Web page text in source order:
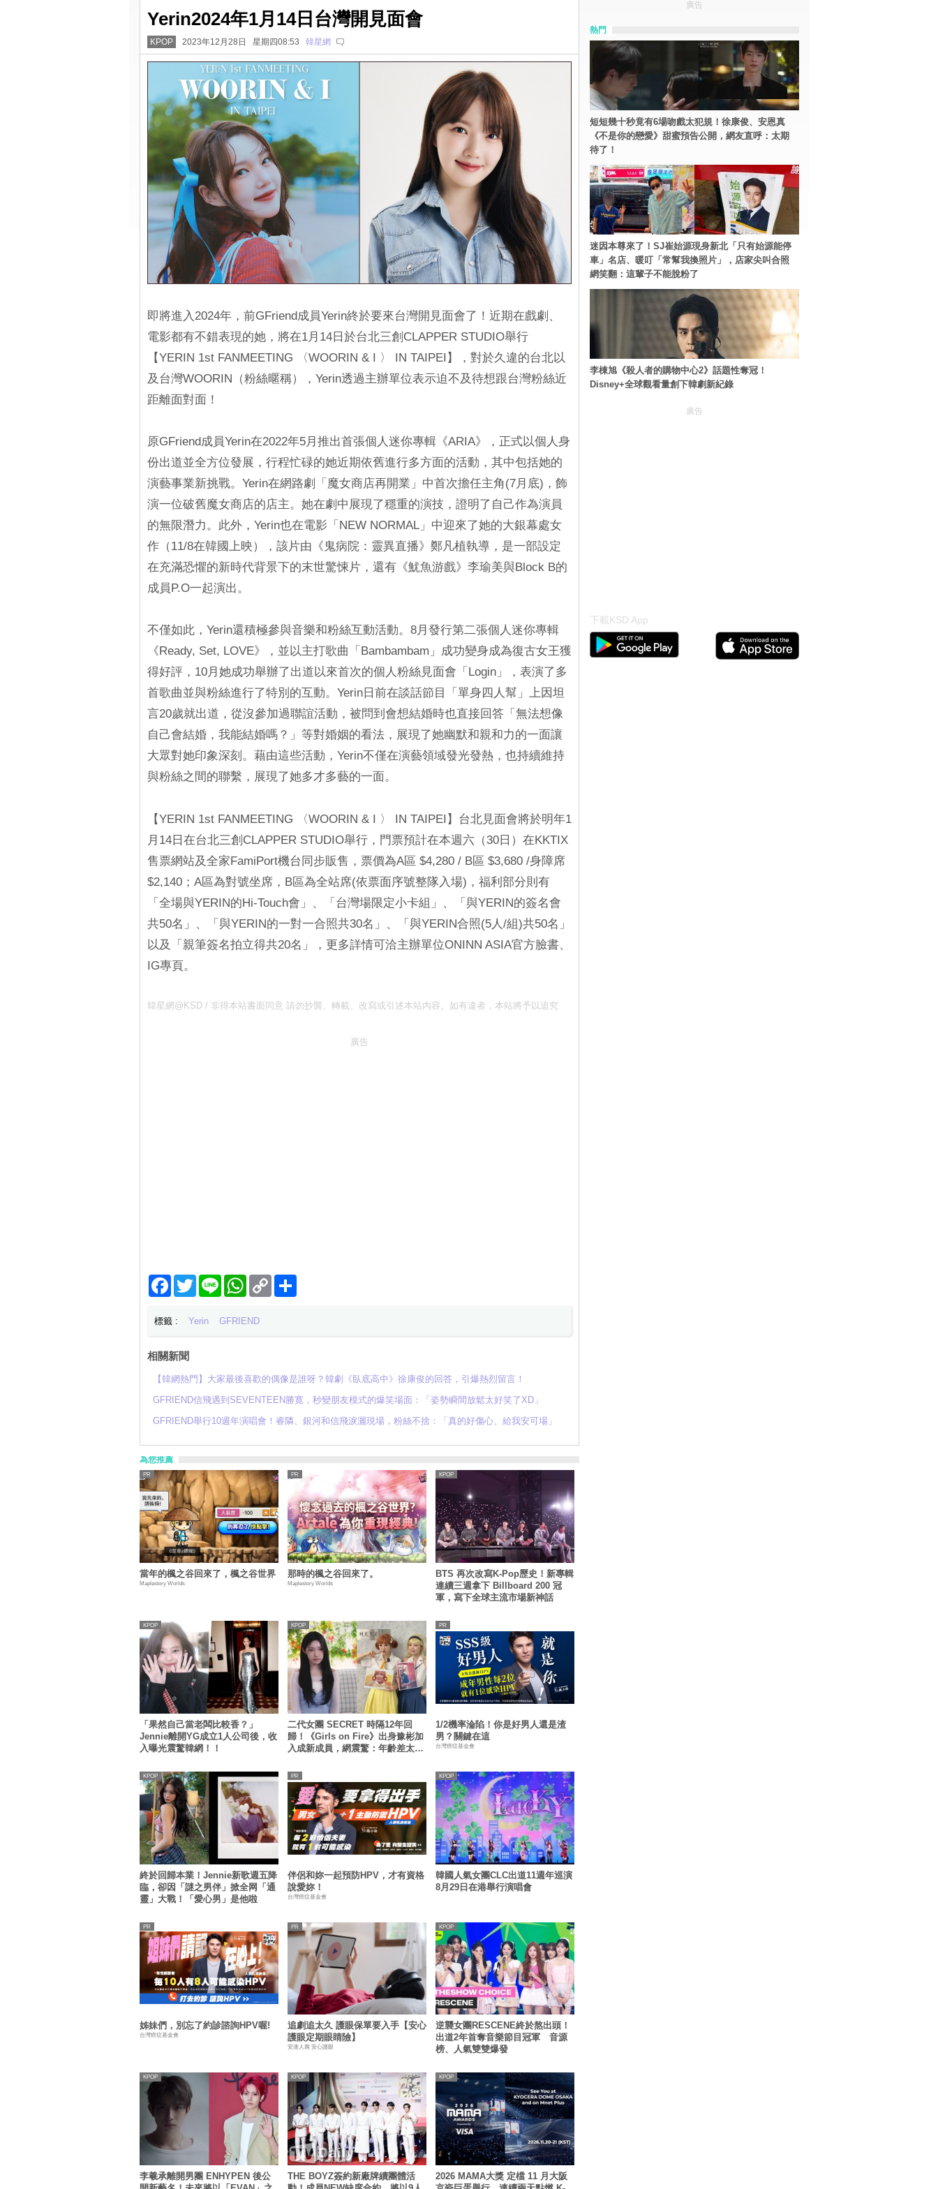
Yerin2024年1月14日台灣開見面會
KPOP 2023年12月28日 星期四08:53 韓星網
即將進入2024年，前GFriend成員Yerin終於要來台灣開見面會了！近期在戲劇、
電影都有不錯表現的她，將在1月14日於台北三創CLAPPER STUDIO舉行
【YERIN 1st FANMEETING 〈WOORIN & I 〉 IN TAIPEI】，對於久違的台北以
及台灣WOORIN（粉絲暱稱），Yerin透過主辦單位表示迫不及待想跟台灣粉絲近
距離面對面！
原GFriend成員Yerin在2022年5月推出首張個人迷你專輯《ARIA》，正式以個人身
份出道並全方位發展，行程忙碌的她近期依舊進行多方面的活動，其中包括她的
演藝事業新挑戰。Yerin在網路劇「魔女商店再開業」中首次擔任主角(7月底)，飾
演一位破舊魔女商店的店主。她在劇中展現了穩重的演技，證明了自己作為演員
的無限潛力。此外，Yerin也在電影「NEW NORMAL」中迎來了她的大銀幕處女
作（11/8在韓國上映），該片由《鬼病院：靈異直播》鄭凡植執導，是一部設定
在充滿恐懼的新時代背景下的末世驚悚片，還有《魷魚游戲》李瑜美與Block B的
成員P.O一起演出。
不僅如此，Yerin還積極參與音樂和粉絲互動活動。8月發行第二張個人迷你專輯
《Ready, Set, LOVE》，並以主打歌曲「Bambambam」成功變身成為復古女王獲
得好評，10月她成功舉辦了出道以來首次的個人粉絲見面會「Login」，表演了多
首歌曲並與粉絲進行了特別的互動。Yerin日前在談話節目「單身四人幫」上因坦
言20歲就出道，從沒參加過聯誼活動，被問到會想結婚時也直接回答「無法想像
自己會結婚，我能結婚嗎？」等對婚姻的看法，展現了她幽默和親和力的一面讓
大眾對她印象深刻。藉由這些活動，Yerin不僅在演藝領域發光發熱，也持續維持
與粉絲之間的聯繫，展現了她多才多藝的一面。
【YERIN 1st FANMEETING 〈WOORIN & I 〉 IN TAIPEI】台北見面會將於明年1
月14日在台北三創CLAPPER STUDIO舉行，門票預計在本週六（30日）在KKTIX
售票網站及全家FamiPort機台同步販售，票價為A區 $4,280 / B區 $3,680 /身障席
$2,140；A區為對號坐席，B區為全站席(依票面序號整隊入場)，福利部分則有
「全場與YERIN的Hi-Touch會」、「台灣場限定小卡組」、「與YERIN的簽名會
共50名」、「與YERIN的一對一合照共30名」、「與YERIN合照(5人/組)共50名」
以及「親筆簽名拍立得共20名」，更多詳情可洽主辦單位ONINN ASIA官方臉書、
IG專頁。
韓星網@KSD / 非得本站書面同意 請勿抄襲、轉載、改寫或引述本站內容。如有違者，本站將予以追究
廣告
Facebook
TwitterLine WhatsApp
Copy
Link
分
標籤 : Yerin GFRIEND
相關新聞
【韓網熱門】大家最後喜歡的偶像是誰呀？韓劇《臥底高中》徐康俊的回答，引爆熱烈留言！
GFRIEND信飛遇到SEVENTEEN勝寛，秒變朋友模式的爆笑場面：「姿勢瞬間放鬆太好笑了XD」
GFRIEND舉行10週年演唱會！睿隣、銀河和信飛淚灑現場，粉絲不捨：「真的好傷心、給我安可場」
為您推薦
當年的楓之谷回來了，楓之谷世界
Maplestory Worlds
那時的楓之谷回來了。
Maplestory Worlds
BTS 再次改寫K-Pop歷史！新專輯
連續三週拿下 Billboard 200 冠
軍，寫下全球主流市場新神話
KPOP
「果然自己當老闆比較香？」
Jennie離開YG成立1人公司後，收
入曝光震驚韓網！！
KPOP
二代女團 SECRET 時隔12年回
歸！《Girls on Fire》出身豫彬加
入成新成員，網震驚：年齡差太大
KPOP
1/2機率淪陷！你是好男人還是渣
男？關鍵在這
台灣癌症基金會
終於回歸本業！Jennie新歌週五降
臨，卻因「謎之男伴」掀全网「通
靈」大戰！「愛心男」是他啦
KPOP
伴侶和妳一起預防HPV，才有資格
說愛妳！
台灣癌症基金會
韓國人氣女團CLC出道11週年巡演
8月29日在港舉行演唱會
KPOP
姊妹們，別忘了約診諮詢HPV喔!
台灣癌症基金會
追劇追太久 護眼保單要入手【安心
護眼定期眼睛險】
安達人壽 安心護眼
逆襲女團RESCENE終於熬出頭！
出道2年首奪音樂節目冠軍 音源
榜、人氣雙雙爆發
KPOP
李羲承離開男團 ENHYPEN 後公
KPOP
THE BOYZ簽約新廠牌續團體活
KPOP
2026 MAMA大獎 定檔 11 月大阪
KPOP
廣告
熱門
短短幾十秒竟有6場吻戲太犯規！徐康俊、安恩真
《不是你的戀愛》甜蜜預告公開，網友直呼：太期
待了！
迷因本尊來了！SJ崔始源現身新北「只有始源能停
車」名店、暖叮「常幫我換照片」，店家尖叫合照
網笑翻：這輩子不能脫粉了
李棟旭《殺人者的購物中心2》話題性奪冠！
Disney+全球觀看量創下韓劇新紀錄
廣告
下載KSD App